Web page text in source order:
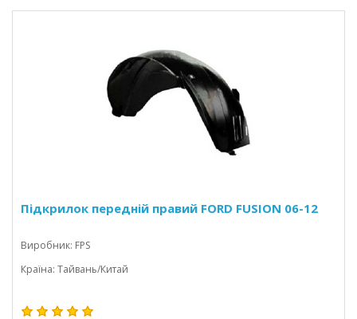
Підкрилок передній правий FORD FUSION 06-12
Виробник: FPS
Країна: Тайвань/Китай